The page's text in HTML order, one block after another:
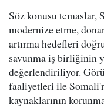
Söz konusu
modernize etme,
artırma hedefleri
savunma iş birliğinin
değerlendiriliyor.
faaliyetleri ile
kaynaklarının